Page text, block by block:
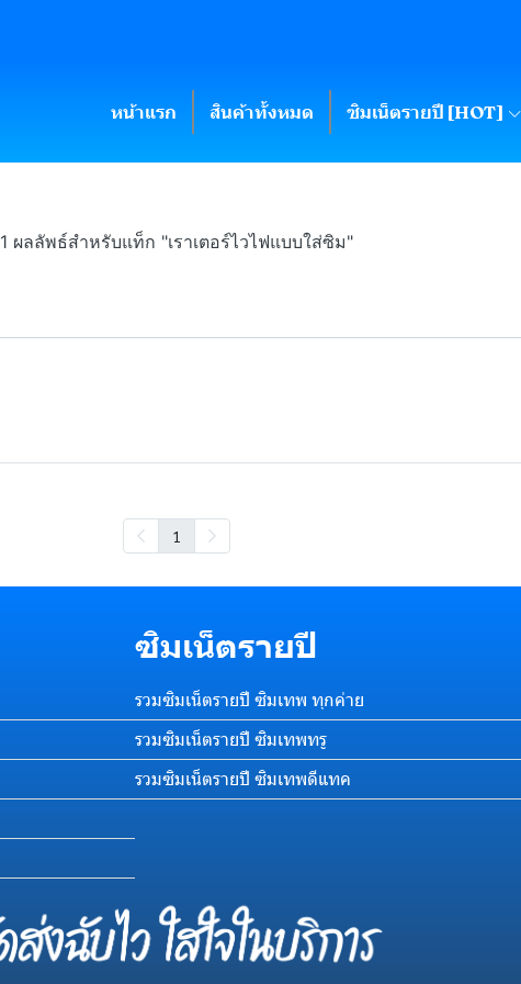
หน้าแรก สินค้าทั้งหมด ซิมเน็ตรายปี [HOT]
1 ผลลัพธ์สำหรับแท็ก "เราเตอร์ไวไฟแบบใส่ซิม"
1
ซิมเน็ตรายปี
รวมซิมเน็ตรายปี ซิมเทพ ทุกค่าย
รวมซิมเน็ตรายปี ซิมเทพทรู
รวมซิมเน็ตรายปี ซิมเทพดีแทค